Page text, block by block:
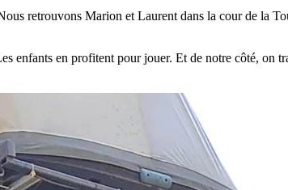
retrouvons Marion et Laurent dans la cour de la
enfants en profitent pour jouer. Et de notre côté, on